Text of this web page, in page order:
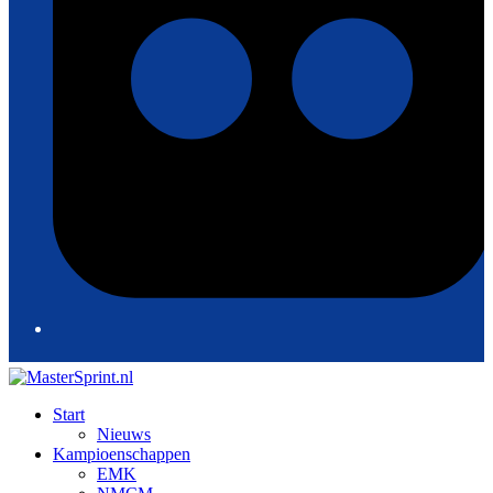
Start
Nieuws
Kampioenschappen
EMK